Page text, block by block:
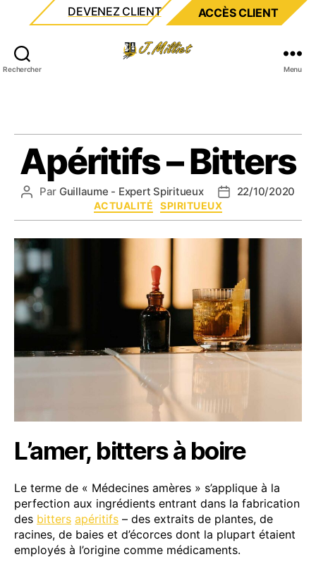
DEVENEZ CLIENT ACCÈS CLIENT
Rechercher Menu
Apéritifs – Bitters
Auteur
l’article
Par Guillaume - Expert Spiritueux
Date
l’article
22/10/2020
Catégories
ACTUALITÉ SPIRITUEUX
L’amer, bitters à boire
Le terme de « Médecines amères » s’applique à la
perfection aux ingrédients entrant dans la fabrication
des bitters apéritifs – des extraits de plantes, de
racines, de baies et d’écorces dont la plupart étaient
employés à l’origine comme médicaments.